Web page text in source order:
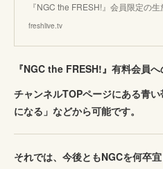
『NGC the FRESH!』会員限定の
freshlive.tv
『NGC the FRESH!』有料会員へ
チャンネルTOPページにある青
になる」などから可能です。
それでは、今後ともNGCを何卒宜